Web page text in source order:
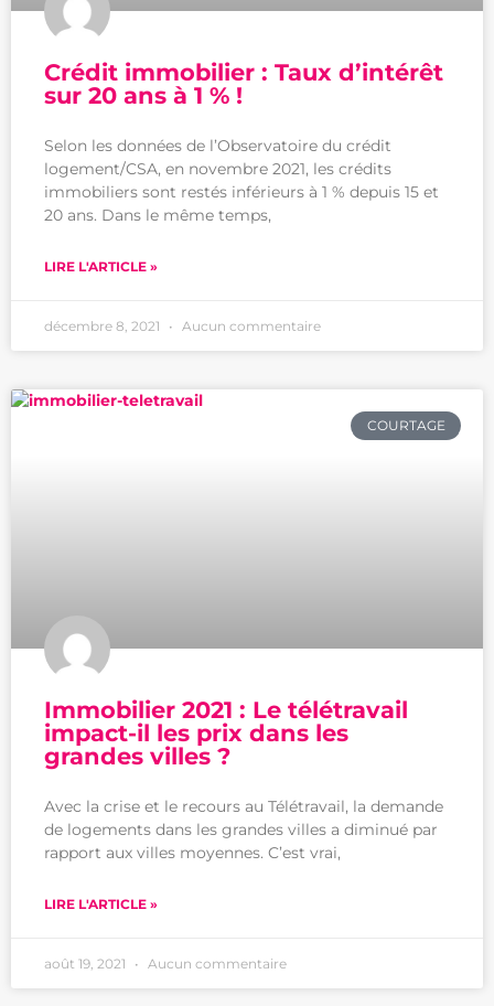
Crédit immobilier : Taux d’intérêt
sur 20 ans à 1 % !
Selon les données de l’Observatoire du crédit
logement/CSA, en novembre 2021, les crédits
immobiliers sont restés inférieurs à 1 % depuis 15 et
20 ans. Dans le même temps,
LIRE L'ARTICLE »
décembre 8, 2021 Aucun commentaire
COURTAGE
Immobilier 2021 : Le télétravail
impact-il les prix dans les
grandes villes ?
Avec la crise et le recours au Télétravail, la demande
de logements dans les grandes villes a diminué par
rapport aux villes moyennes. C’est vrai,
LIRE L'ARTICLE »
août 19, 2021 Aucun commentaire